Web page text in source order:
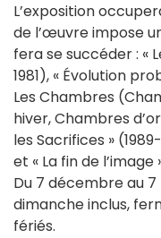
L’exposition
de l’œuvre impose
fera se succéder : «
1981), « Évolution
Les Chambres
hiver, Chambres
les Sacrifices »
et « La fin de l’image
Du 7 décembre au
dimanche inclus,
fériés.